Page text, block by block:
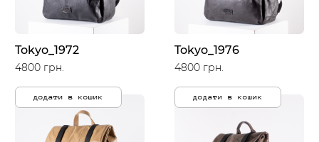
Tokyo_1972
4800 грн.
додати в кошик
Tokyo_1976
4800 грн.
додати в кошик